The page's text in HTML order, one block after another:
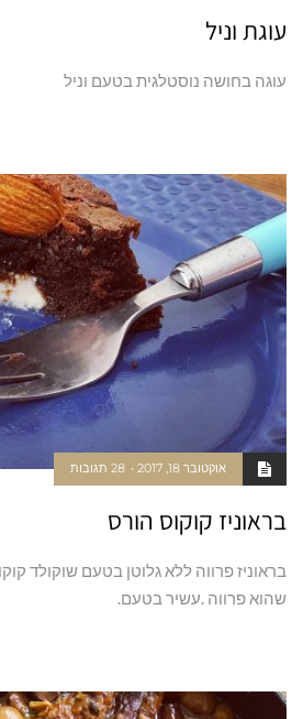
עוגת וניל
עוגה בחושה נוסטלגית בטעם וניל
אוקטובר 18, 2017 28 תגובות
בראוניז קוקוס הורס
בראוניז פרווה ללא גלוטן בטעם שוקולד
שהוא פרווה .עשיר בטעם.